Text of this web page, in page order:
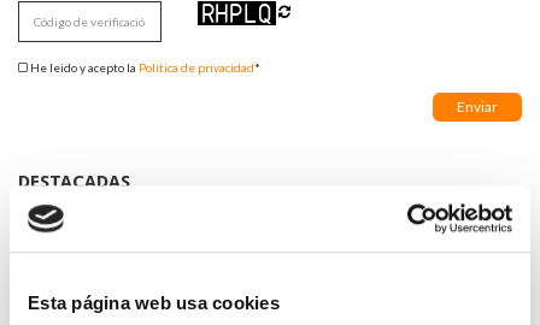
Esta página web usa cookies
He leido y acepto la Política de privacidad*
DESTACADAS
SANIDAD CREA UN DIPLOMA OFICIAL PARA RECONOCER LA
06/08/2026
LA ALIANZA MÉDICA POR LA SALUD PLANETARIA SE ADHIERE
AL PACTO DE ESTADO FRENTE A LA EMERGENCIA CLIMÁTICA